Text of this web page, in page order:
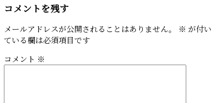
コメントを残す
メールアドレスが公開されることはありません。 ※ が付い
ている欄は必須項目です
コメント ※